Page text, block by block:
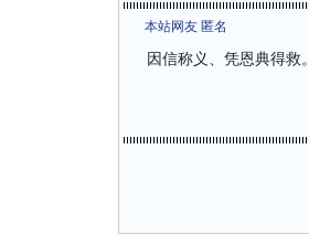
本站网友 匿名
因信称义、凭恩典得救。